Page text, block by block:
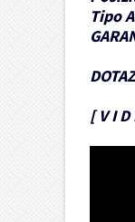
Tipo
[V I D